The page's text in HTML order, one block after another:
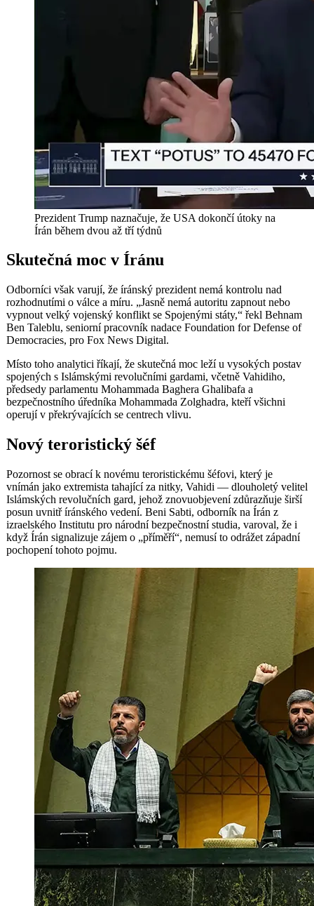
Prezident Trump naznačuje, že USA dokončí útoky na
Írán během dvou až tří týdnů
Skutečná moc v Íránu
Odborníci však varují, že íránský prezident nemá kontrolu nad
rozhodnutími o válce a míru. „Jasně nemá autoritu zapnout nebo
vypnout velký vojenský konflikt se Spojenými státy,“ řekl Behnam
Ben Taleblu, seniorní pracovník nadace Foundation for Defense of
Democracies, pro Fox News Digital.
Místo toho analytici říkají, že skutečná moc leží u vysokých postav
spojených s Islámskými revolučními gardami, včetně Vahidiho,
předsedy parlamentu Mohammada Baghera Ghalibafa a
bezpečnostního úředníka Mohammada Zolghadra, kteří všichni
operují v překrývajících se centrech vlivu.
Nový teroristický šéf
Pozornost se obrací k novému teroristickému šéfovi, který je
vnímán jako extremista tahající za nitky, Vahidi — dlouholetý velitel
Islámských revolučních gard, jehož znovuobjevení zdůrazňuje širší
posun uvnitř íránského vedení. Beni Sabti, odborník na Írán z
izraelského Institutu pro národní bezpečnostní studia, varoval, že i
když Írán signalizuje zájem o „příměří“, nemusí to odrážet západní
pochopení tohoto pojmu.